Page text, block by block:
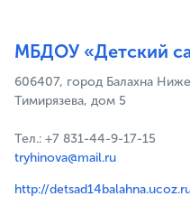
МБДОУ «Детский
606407, город Балахна
Тимирязева, дом 5
Тел.: +7 831-44-9-17-15
tryhinova@mail.ru
http://